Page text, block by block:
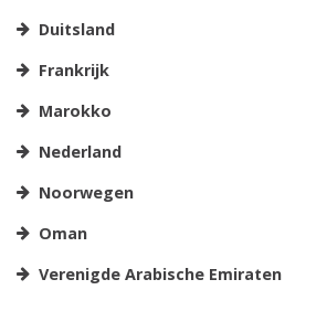
Duitsland
Frankrijk
Marokko
Nederland
Noorwegen
Oman
Verenigde Arabische Emiraten